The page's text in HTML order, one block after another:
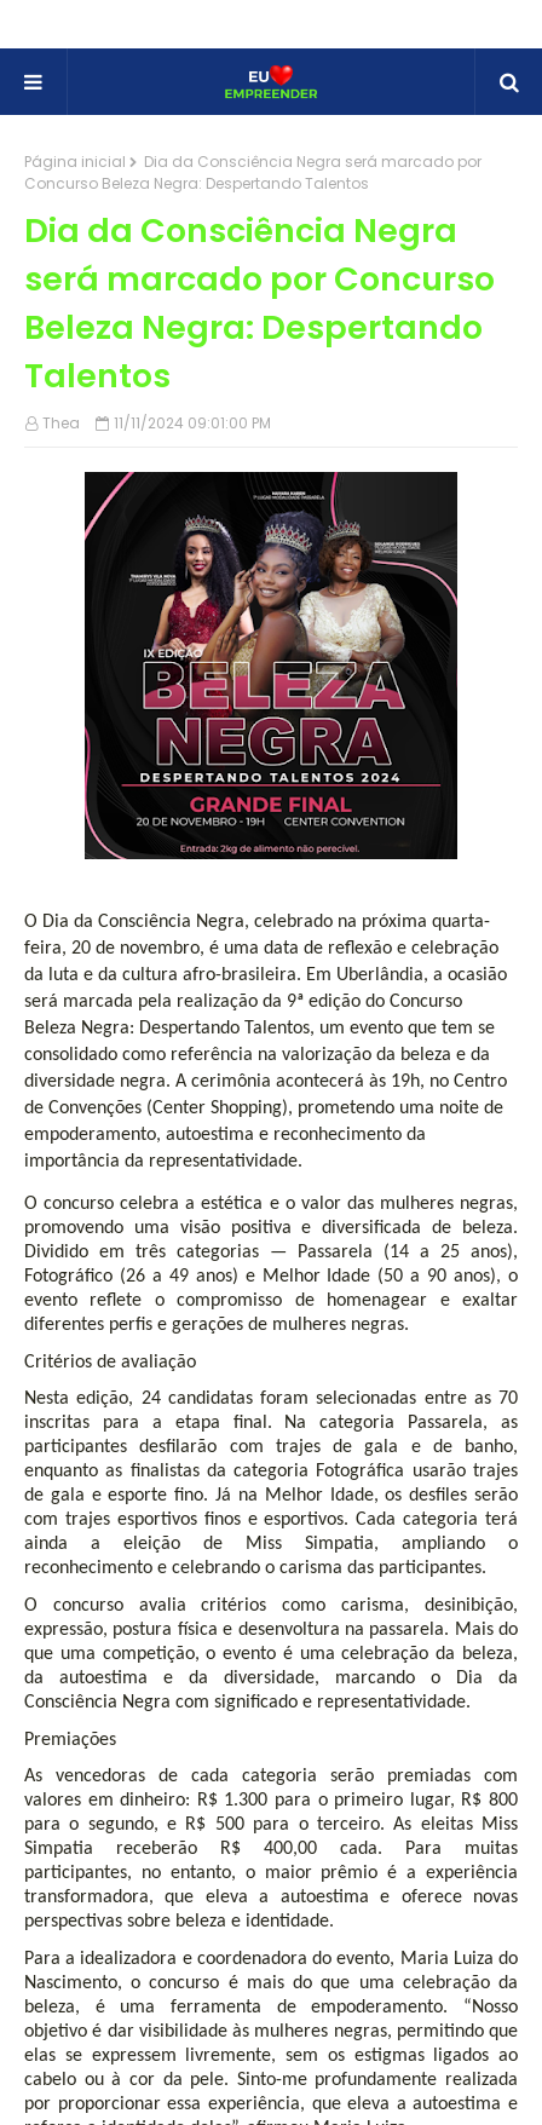
Página inicial
Dia da Consciência Negra será marcado por
Concurso Beleza Negra: Despertando Talentos
Dia da Consciência Negra
será marcado por Concurso
Beleza Negra: Despertando
Talentos
Thea 11/11/2024 09:01:00 PM
O Dia da Consciência Negra, celebrado na próxima quarta-
feira, 20 de novembro, é uma data de reflexão e celebração
da luta e da cultura afro-brasileira. Em Uberlândia, a ocasião
será marcada pela realização da 9ª edição do Concurso
Beleza Negra: Despertando Talentos, um evento que tem se
consolidado como referência na valorização da beleza e da
diversidade negra. A cerimônia acontecerá às 19h, no Centro
de Convenções (Center Shopping), prometendo uma noite de
empoderamento, autoestima e reconhecimento da
importância da representatividade.
O concurso celebra a estética e o valor das mulheres negras,
promovendo uma visão positiva e diversificada de beleza.
Dividido em três categorias — Passarela (14 a 25 anos),
Fotográfico (26 a 49 anos) e Melhor Idade (50 a 90 anos), o
evento reflete o compromisso de homenagear e exaltar
diferentes perfis e gerações de mulheres negras.
Critérios de avaliação
Nesta edição, 24 candidatas foram selecionadas entre as 70
inscritas para a etapa final. Na categoria Passarela, as
participantes desfilarão com trajes de gala e de banho,
enquanto as finalistas da categoria Fotográfica usarão trajes
de gala e esporte fino. Já na Melhor Idade, os desfiles serão
com trajes esportivos finos e esportivos. Cada categoria terá
ainda a eleição de Miss Simpatia, ampliando o
reconhecimento e celebrando o carisma das participantes.
O concurso avalia critérios como carisma, desinibição,
expressão, postura física e desenvoltura na passarela. Mais do
que uma competição, o evento é uma celebração da beleza,
da autoestima e da diversidade, marcando o Dia da
Consciência Negra com significado e representatividade.
Premiações
As vencedoras de cada categoria serão premiadas com
valores em dinheiro: R$ 1.300 para o primeiro lugar, R$ 800
para o segundo, e R$ 500 para o terceiro. As eleitas Miss
Simpatia receberão R$ 400,00 cada. Para muitas
participantes, no entanto, o maior prêmio é a experiência
transformadora, que eleva a autoestima e oferece novas
perspectivas sobre beleza e identidade.
Para a idealizadora e coordenadora do evento, Maria Luiza do
Nascimento, o concurso é mais do que uma celebração da
beleza, é uma ferramenta de empoderamento. “Nosso
objetivo é dar visibilidade às mulheres negras, permitindo que
elas se expressem livremente, sem os estigmas ligados ao
cabelo ou à cor da pele. Sinto-me profundamente realizada
por proporcionar essa experiência, que eleva a autoestima e